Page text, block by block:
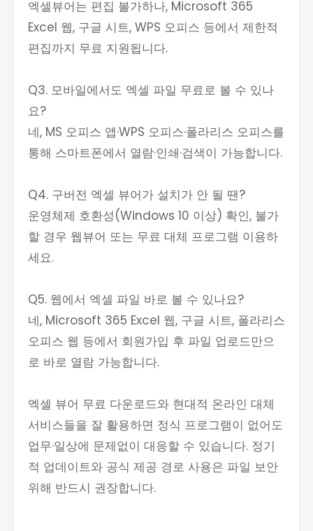
엑셀뷰어는 편집 불가하나, Microsoft 365
Excel 웹, 구글 시트, WPS 오피스 등에서 제한적
편집까지 무료 지원됩니다.
Q3. 모바일에서도 엑셀 파일 무료로 볼 수 있나
요?
네, MS 오피스 앱·WPS 오피스·폴라리스 오피스를
통해 스마트폰에서 열람·인쇄·검색이 가능합니다.
Q4. 구버전 엑셀 뷰어가 설치가 안 될 땐?
운영체제 호환성(Windows 10 이상) 확인, 불가
할 경우 웹뷰어 또는 무료 대체 프로그램 이용하
세요.
Q5. 웹에서 엑셀 파일 바로 볼 수 있나요?
네, Microsoft 365 Excel 웹, 구글 시트, 폴라리스
오피스 웹 등에서 회원가입 후 파일 업로드만으
로 바로 열람 가능합니다.
엑셀 뷰어 무료 다운로드와 현대적 온라인 대체
서비스들을 잘 활용하면 정식 프로그램이 없어도
업무·일상에 문제없이 대응할 수 있습니다. 정기
적 업데이트와 공식 제공 경로 사용은 파일 보안
위해 반드시 권장합니다.